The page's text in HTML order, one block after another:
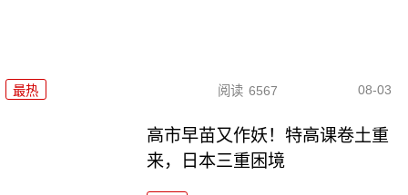
最热 阅读 6567 08-03
高市早苗又作妖！特高课卷土重
来，日本三重困境